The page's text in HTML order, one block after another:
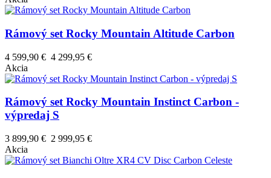
Rámový set Rocky Mountain Altitude Carbon
4 599,90 € 4 299,95 €
Akcia
Rámový set Rocky Mountain Instinct Carbon -
výpredaj S
3 899,90 € 2 999,95 €
Akcia